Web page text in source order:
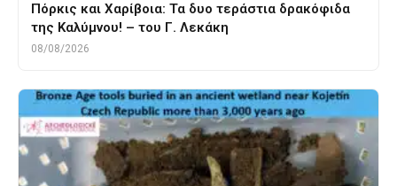
Πόρκις και Χαρίβοια: Τα δυο τεράστια δρακόφιδα
της Καλύμνου! – του Γ. Λεκάκη
08/08/2026